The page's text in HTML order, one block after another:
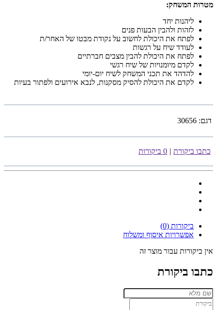
מטרות המשחק:
ליהנות יחד
לזהות ולהבין הבעות פנים
לפתח את היכולת לחשוב על נקודת מבטו של האחר/ת
לעודד שיח על רגשות
לפתח את היכולת להבין מצבים חברתיים
לקדם מיומנויות של שיח רגשי
להדהד את תכני המשחק לשיח יום-יומי
לקדם את היכולת להסיק מסקנות, לנבא אירועים ולפתור בעיות
דגם: 30656
כתבו ביקורת | 0 ביקורות
ביקורות (0)
אפשרויות איסוף ומשלוח
אין ביקורות עבור מוצר זה
כתבו ביקורת